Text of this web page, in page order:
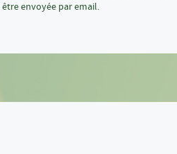
envoyée par email.